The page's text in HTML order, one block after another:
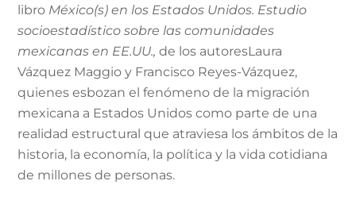
libro México(s) en los Estados Unidos. Estudio
socioestadístico sobre las comunidades
mexicanas en EE.UU.,de los autoresLaura
Vázquez Maggio y Francisco Reyes-Vázquez,
quienes esbozan el fenómeno de la migración
mexicana a Estados Unidos como parte de una
realidad estructural que atraviesa los ámbitos de la
historia, la economía, la política y la vida cotidiana
de millones de personas.